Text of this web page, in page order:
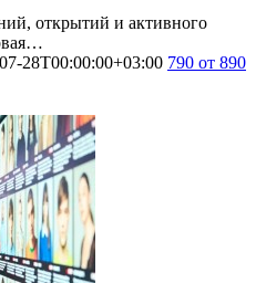
открытий и активного
28T00:00:00+03:00 790 от 890